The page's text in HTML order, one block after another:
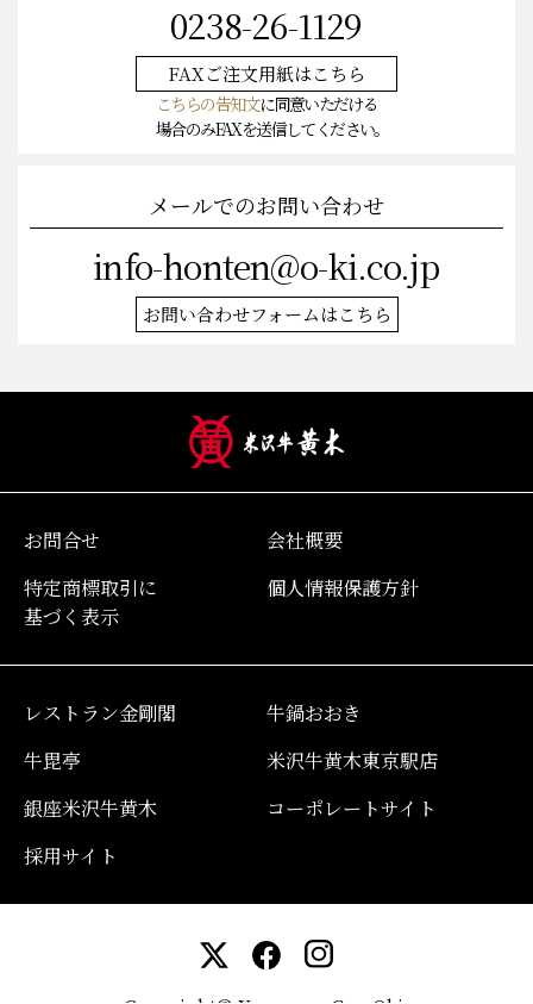
0238-26-1129
FAXご注文用紙はこちら
こちらの告知文に同意いただける
場合のみFAXを送信してください。
メールでのお問い合わせ
info-honten@o-ki.co.jp
お問い合わせフォームはこちら
お問合せ
会社概要
特定商標取引に
基づく表示
個人情報保護方針
レストラン金剛閣
牛鍋おおき
牛毘亭
米沢牛黄木東京駅店
銀座米沢牛黄木
コーポレートサイト
採用サイト